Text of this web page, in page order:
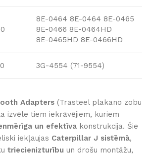
8E-0464 8E-0464 8E-0465
8E-0466 8E-0464HD
8E-0465HD 8E-0466HD
3G-4554 (71-9554)
Adapters (Trasteel plakano zobu
izvēle tiem iekrāvējiem, kuriem
un efektīva konstrukcija. Šie
iekļaujas Caterpillar J sistēmā,
triecienizturību un drošu montāžu,